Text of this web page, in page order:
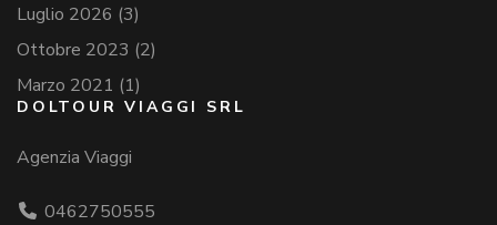
Luglio 2026 (3)
Ottobre 2023 (2)
Marzo 2021 (1)
DOLTOUR VIAGGI SRL
Agenzia Viaggi
0462750555